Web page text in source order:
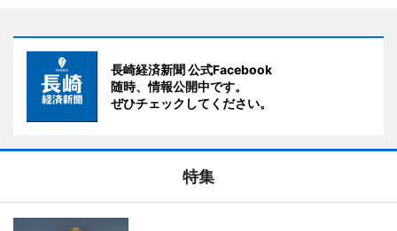
長崎経済新聞 公式Facebook
随時、情報公開中です。
ぜひチェックしてください。
特集